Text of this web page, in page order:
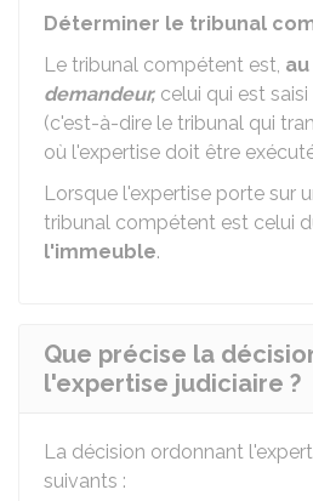
Déterminer le tribunal
Le tribunal compétent est,
demandeur, celui qui est
(c'est-à-dire le tribunal qui
où l'expertise doit être
Lorsque l'expertise porte sur
tribunal compétent est celui
l'immeuble.
Que précise la
l'expertise judiciaire ?
La décision ordonnant
suivants :